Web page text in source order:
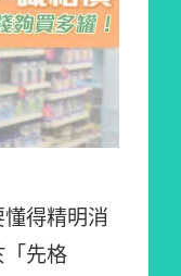
得精明消
先格